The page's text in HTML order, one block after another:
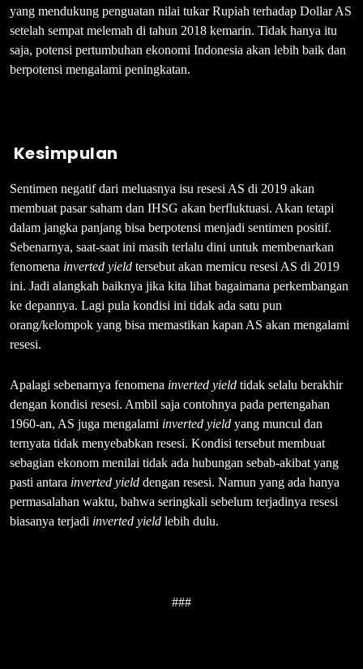
yang mendukung penguatan nilai tukar Rupiah terhadap Dollar AS
setelah sempat melemah di tahun 2018 kemarin. Tidak hanya itu
saja, potensi pertumbuhan ekonomi Indonesia akan lebih baik dan
berpotensi mengalami peningkatan.
Kesimpulan
Sentimen negatif dari meluasnya isu resesi AS di 2019 akan
membuat pasar saham dan IHSG akan berfluktuasi. Akan tetapi
dalam jangka panjang bisa berpotensi menjadi sentimen positif.
Sebenarnya, saat-saat ini masih terlalu dini untuk membenarkan
fenomena inverted yield tersebut akan memicu resesi AS di 2019
ini. Jadi alangkah baiknya jika kita lihat bagaimana perkembangan
ke depannya. Lagi pula kondisi ini tidak ada satu pun
orang/kelompok yang bisa memastikan kapan AS akan mengalami
resesi.
Apalagi sebenarnya fenomena inverted yield tidak selalu berakhir
dengan kondisi resesi. Ambil saja contohnya pada pertengahan
1960-an, AS juga mengalami inverted yield yang muncul dan
ternyata tidak menyebabkan resesi. Kondisi tersebut membuat
sebagian ekonom menilai tidak ada hubungan sebab-akibat yang
pasti antara inverted yield dengan resesi. Namun yang ada hanya
permasalahan waktu, bahwa seringkali sebelum terjadinya resesi
biasanya terjadi inverted yield lebih dulu.
###